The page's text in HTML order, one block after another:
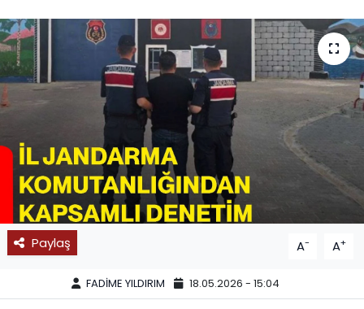
Paylaş A- A+
FADİME YILDIRIM 18.05.2026 - 15:04
SAĞLIK
SPOR
11:11 MANŞET